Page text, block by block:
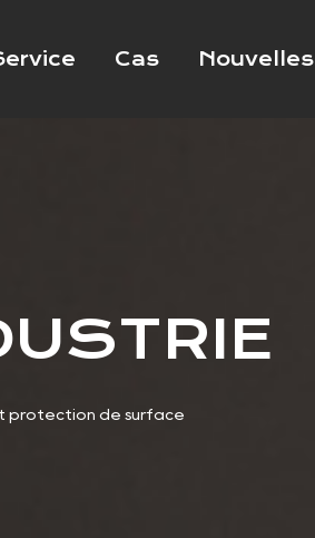
Cas Nouvelles
protection de surface